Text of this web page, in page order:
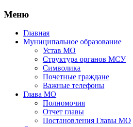
Меню
Главная
Муниципальное образование
Устав МО
Структура органов МСУ
Символика
Почетные граждане
Важные телефоны
Глава МО
Полномочия
Отчет главы
Постановления Главы МО